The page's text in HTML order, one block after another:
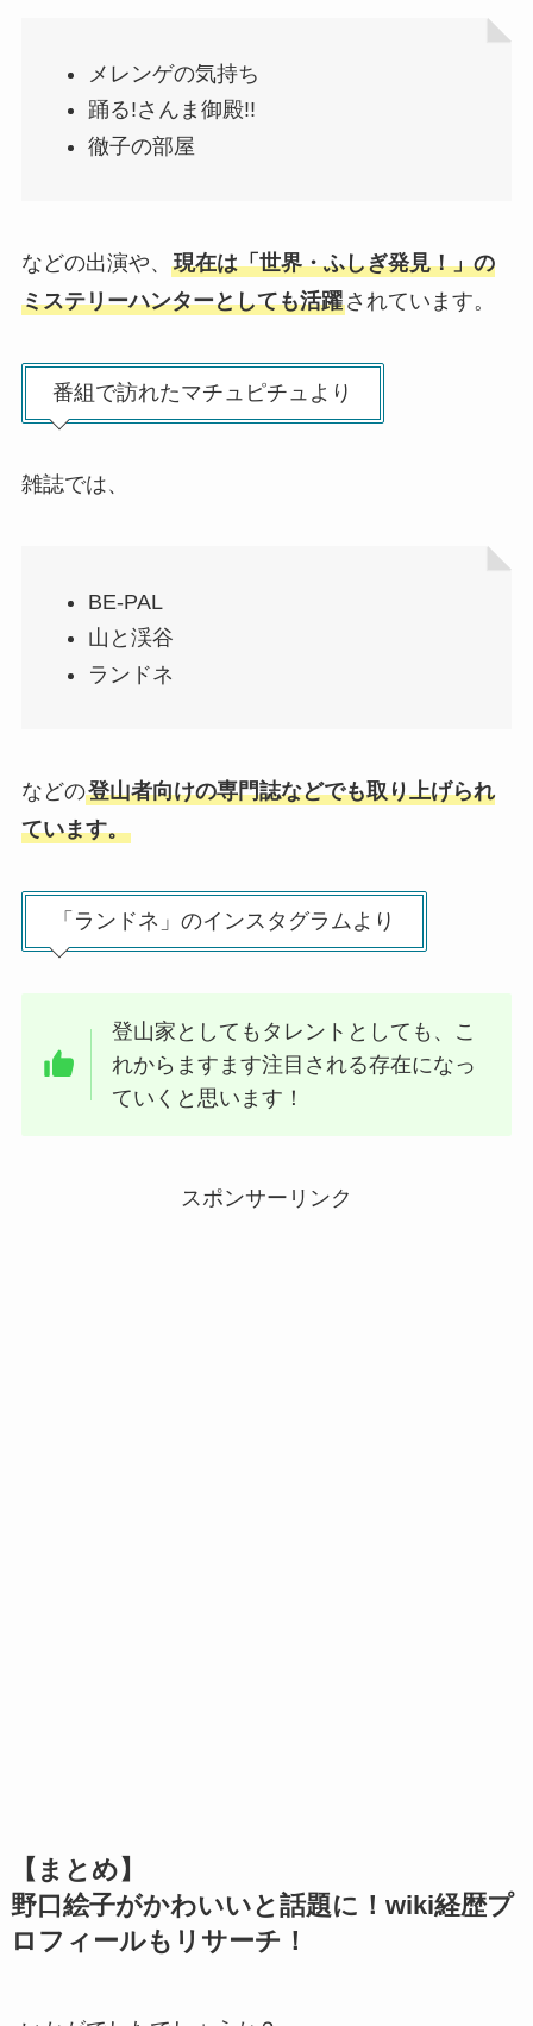
メレンゲの気持ち
踊る!さんま御殿!!
徹子の部屋
などの出演や、 現在は「世界・ふしぎ発見！」の
ミステリーハンターとしても活躍されています。
番組で訪れたマチュピチュより
雑誌では、
BE-PAL
山と渓谷
ランドネ
などの登山者向けの専門誌などでも取り上げられ
ています。
「ランドネ」のインスタグラムより
登山家としてもタレントとしても、こ
れからますます注目される存在になっ
ていくと思います！
スポンサーリンク
【まとめ】
野口絵子がかわいいと話題に！wiki経歴プ
ロフィールもリサーチ！